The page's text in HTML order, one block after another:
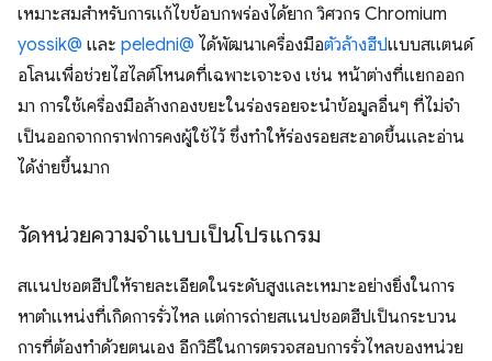
เหมาะสมสำหรับการแก้ไขข้อบกพร่องได้ยาก วิศวกร Chromium
yossik@ และ peledni@ ได้พัฒนาเครื่องมือตัวล้างฮีปแบบสแตนด์
อโลนเพื่อช่วยไฮไลต์โหนดที่เฉพาะเจาะจง เช่น หน้าต่างที่แยกออก
มา การใช้เครื่องมือล้างกองขยะในร่องรอยจะนําข้อมูลอื่นๆ ที่ไม่จํา
เป็นออกจากกราฟการคงผู้ใช้ไว้ ซึ่งทําให้ร่องรอยสะอาดขึ้นและอ่าน
ได้ง่ายขึ้นมาก
วัดหน่วยความจําแบบเป็นโปรแกรม
สแนปชอตฮีปให้รายละเอียดในระดับสูงและเหมาะอย่างยิ่งในการ
หาตําแหน่งที่เกิดการรั่วไหล แต่การถ่ายสแนปชอตฮีปเป็นกระบวน
การที่ต้องทำด้วยตนเอง อีกวิธีในการตรวจสอบการรั่วไหลของหน่วย